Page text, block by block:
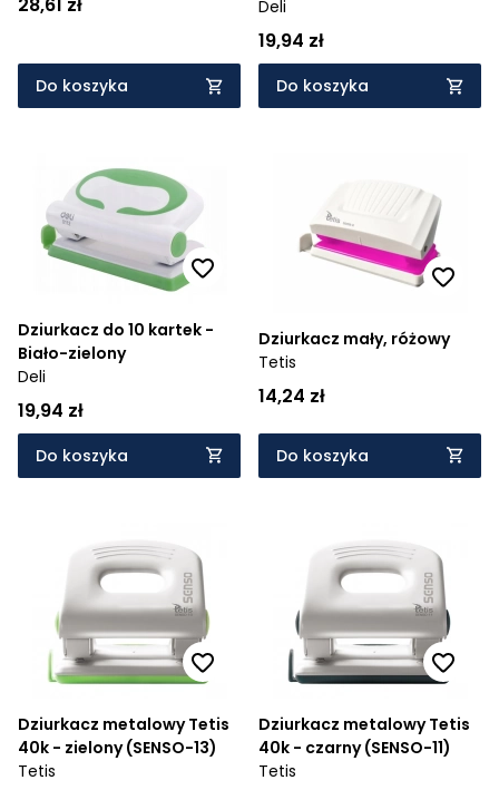
Do koszyka
Deli
19,94 zł
Do koszyka
Dziurkacz do 10 kartek -
Biało-zielony
Deli
19,94 zł
Do koszyka
Dziurkacz mały, różowy
Tetis
14,24 zł
Do koszyka
Dziurkacz metalowy Tetis
40k - zielony (SENSO-13)
Tetis
Dziurkacz metalowy Tetis
40k - czarny (SENSO-11)
Tetis